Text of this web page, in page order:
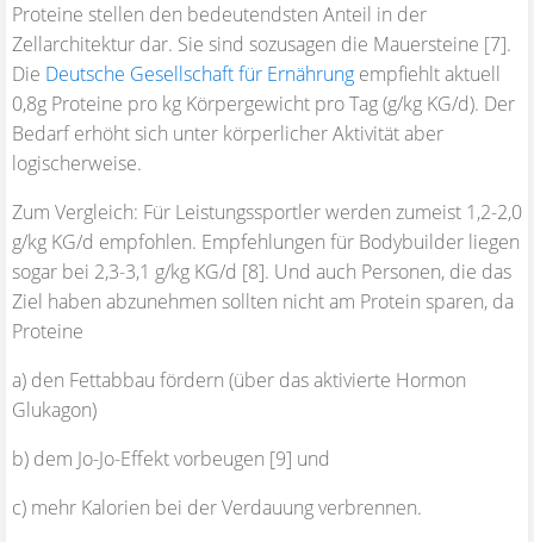
Proteine stellen den bedeutendsten Anteil in der
Zellarchitektur dar. Sie sind sozusagen die Mauersteine [7].
Die Deutsche Gesellschaft für Ernährung empfiehlt aktuell
0,8g Proteine pro kg Körpergewicht pro Tag (g/kg KG/d). Der
Bedarf erhöht sich unter körperlicher Aktivität aber
logischerweise.
Zum Vergleich: Für Leistungssportler werden zumeist 1,2-2,0
g/kg KG/d empfohlen. Empfehlungen für Bodybuilder liegen
sogar bei 2,3-3,1 g/kg KG/d [8]. Und auch Personen, die das
Ziel haben abzunehmen sollten nicht am Protein sparen, da
Proteine
a) den Fettabbau fördern (über das aktivierte Hormon
Glukagon)
b) dem Jo-Jo-Effekt vorbeugen [9] und
c) mehr Kalorien bei der Verdauung verbrennen.